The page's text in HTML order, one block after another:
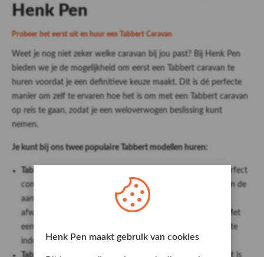
Henk Pen maakt gebruik van cookies
Henk Pen
Probeer het eerst uit en huur een Tabbert Caravan
Weet je nog niet zeker welke caravan bij jou past? Bij Henk Pen
bieden we je de mogelijkheid om eerst een Tabbert caravan te
huren voordat je een definitieve keuze maakt. Dit is dé perfecte
manier om zelf te ervaren hoe het is om met een Tabbert caravan
op reis te gaan, zodat je een weloverwogen beslissing kunt
nemen.
Je kunt bij ons twee populaire Tabbert modellen huren:
Tabbert Senara 460 E
: Een caravan die luxe en comfort perfect
combineert. Het tijdloze en elegante exterieur trekt meteen de
aandacht, terwijl de hoogwaardige materialen en verfijnde
afwerking zorgen voor een duurzame en luxe uitstraling. Met
een stijlvol interieur en veel opbergruimtes is dit de perfecte
indeling van een caravan.
Tabbert Pep Pantiga 390 WD
: Flexibel, licht en luchtig. Het is